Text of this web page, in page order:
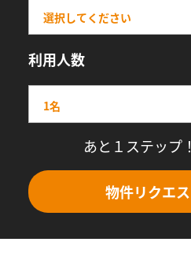
利用人数
あと１ステップ
物件リクエ